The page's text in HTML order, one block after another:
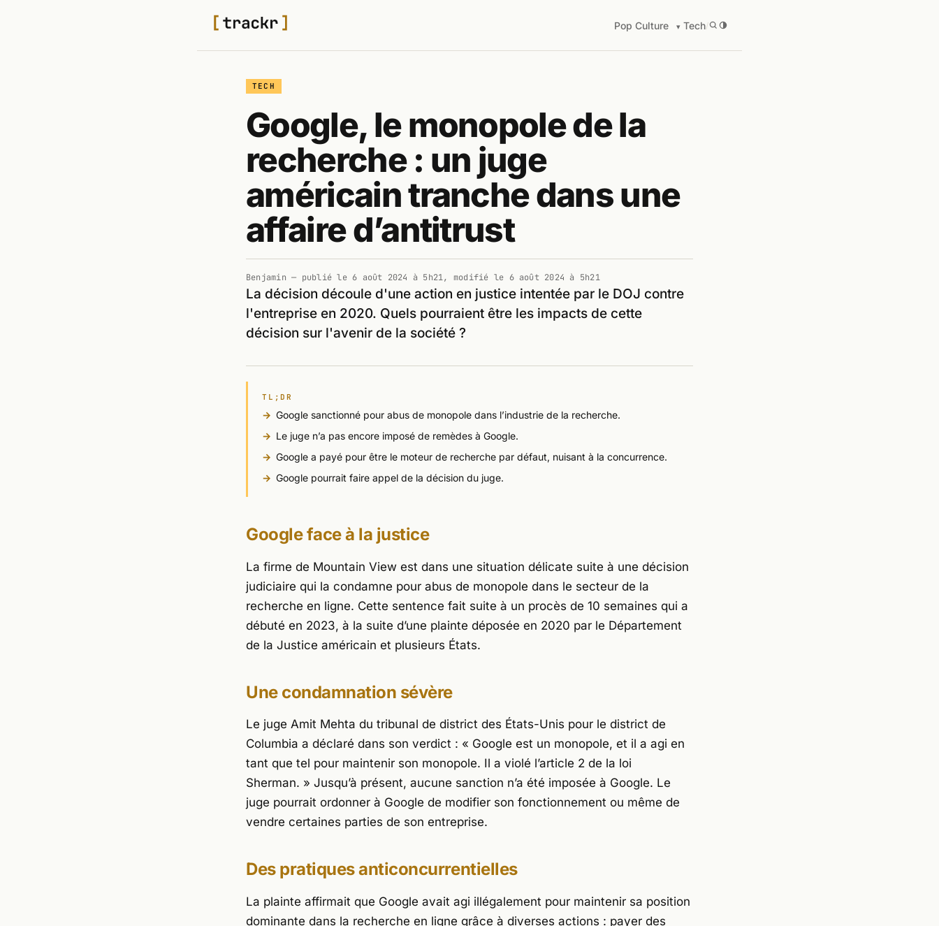
Pop Culture Tech/
TECH
Google, le monopole de la
recherche : un juge
américain tranche dans une
affaire d’antitrust
Benjamin — publié le 6 août 2024 à 5h21, modifié le 6 août 2024 à 5h21
La décision découle d'une action en justice intentée par le DOJ contre
l'entreprise en 2020. Quels pourraient être les impacts de cette
décision sur l'avenir de la société ?
TL;DR
Google sanctionné pour abus de monopole dans l’industrie de la recherche.
Le juge n’a pas encore imposé de remèdes à Google.
Google a payé pour être le moteur de recherche par défaut, nuisant à la concurrence.
Google pourrait faire appel de la décision du juge.
Google face à la justice
La firme de Mountain View est dans une situation délicate suite à une décision
judiciaire qui la condamne pour abus de monopole dans le secteur de la
recherche en ligne. Cette sentence fait suite à un procès de 10 semaines qui a
débuté en 2023, à la suite d’une plainte déposée en 2020 par le Département
de la Justice américain et plusieurs États.
Une condamnation sévère
Le juge Amit Mehta du tribunal de district des États-Unis pour le district de
Columbia a déclaré dans son verdict : « Google est un monopole, et il a agi en
tant que tel pour maintenir son monopole. Il a violé l’article 2 de la loi
Sherman. » Jusqu’à présent, aucune sanction n’a été imposée à Google. Le
juge pourrait ordonner à Google de modifier son fonctionnement ou même de
vendre certaines parties de son entreprise.
Des pratiques anticoncurrentielles
La plainte affirmait que Google avait agi illégalement pour maintenir sa position
dominante dans la recherche en ligne grâce à diverses actions : payer des